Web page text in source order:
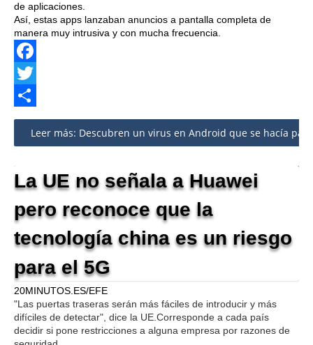
de aplicaciones.
Así, estas apps lanzaban anuncios a pantalla completa de
manera muy intrusiva y con mucha frecuencia.
Facebook
Twitter
Share
Leer más: Descubren un virus en Android que se hacía
La UE no señala a Huawei
pero reconoce que la
tecnología china es un riesgo
para el 5G
20MINUTOS.ES/EFE
"Las puertas traseras serán más fáciles de introducir y más
difíciles de detectar", dice la UE.Corresponde a cada país
decidir si pone restricciones a alguna empresa por razones de